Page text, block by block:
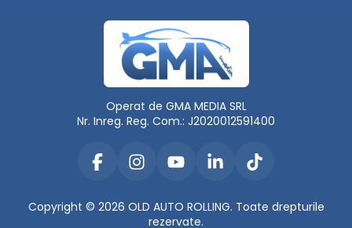
Operat de GMA MEDIA SRL
Nr. Inreg. Reg. Com.: J2020012591400
Copyright © 2026 OLD AUTO ROLLING. Toate drepturile
rezervate.